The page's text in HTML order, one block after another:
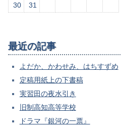
30
31
最近の記事
よだか、かわせみ、はちすずめ
定稿用紙上の下書稿
実習田の夜水引き
旧制高知高等学校
ドラマ『銀河の一票』